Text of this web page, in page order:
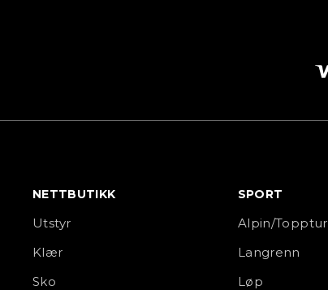
NETTBUTIKK
Utstyr
Klær
Sko
SPORT
Alpin/Topptur
Langrenn
Løp